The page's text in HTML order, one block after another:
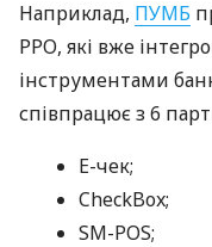
Наприклад, ПУМБ
РРО, які вже
інструментами
співпрацює з 6
E-чек;
CheckBox;
SM-POS;